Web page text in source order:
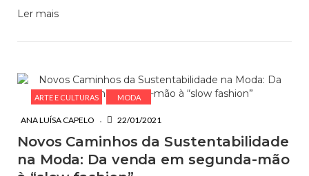
Ler mais
ARTE E CULTURAS MODA
ANA LUÍSA CAPELO 22/01/2021
Novos Caminhos da Sustentabilidade
na Moda: Da venda em segunda-mão